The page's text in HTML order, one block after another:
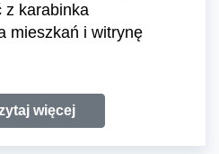
z karabinka
mieszkań i witrynę
więcej